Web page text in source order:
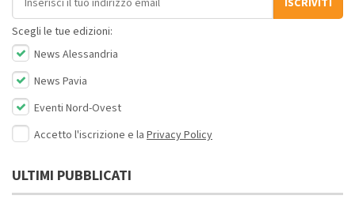
ISCRIVITI
Scegli le tue edizioni:
News Alessandria
News Pavia
Eventi Nord-Ovest
Accetto l'iscrizione e la Privacy Policy
ULTIMI PUBBLICATI